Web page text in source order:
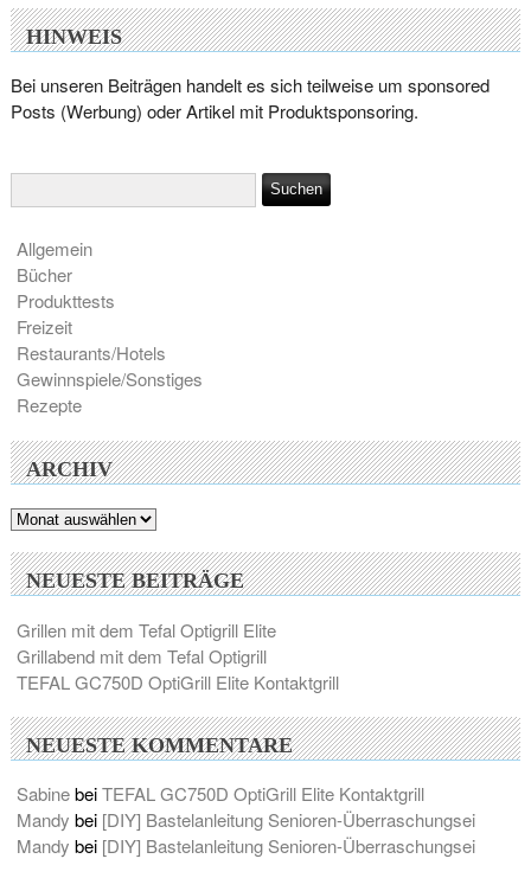
HINWEIS
Bei unseren Beiträgen handelt es sich teilweise um sponsored
Posts (Werbung) oder Artikel mit Produktsponsoring.
Allgemein
Bücher
Produkttests
Freizeit
Restaurants/Hotels
Gewinnspiele/Sonstiges
Rezepte
ARCHIV
Archiv
NEUESTE BEITRÄGE
Grillen mit dem Tefal Optigrill Elite
Grillabend mit dem Tefal Optigrill
TEFAL GC750D OptiGrill Elite Kontaktgrill
NEUESTE KOMMENTARE
SabinebeiTEFAL GC750D OptiGrill Elite Kontaktgrill
Mandy bei [DIY] Bastelanleitung Senioren-Überraschungsei
Mandy bei [DIY] Bastelanleitung Senioren-Überraschungsei